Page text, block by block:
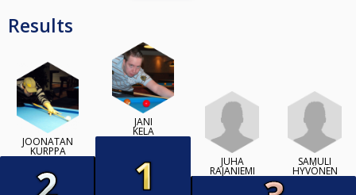
Results
JOONATAN
KURPPA
JANI
KELA
JUHA
RAJANIEMI
SAMULI
HYVÖNEN